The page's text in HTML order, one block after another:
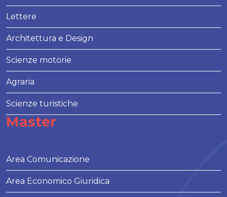
Lettere
Architettura e Design
Scienze motorie
Agraria
Scienze turistiche
Master
Area Comunicazione
Area Economico Giuridica